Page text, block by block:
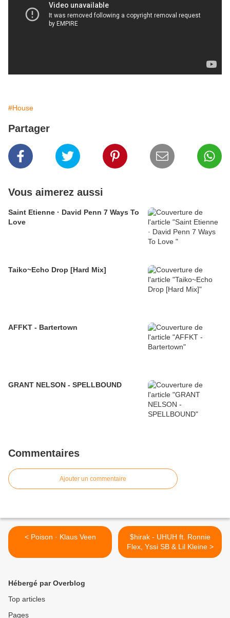
#House
Partager
Vous aimerez aussi
Saint Etienne · David Penn 7 Ways To
Love
Taiko~Echo Drop [Hard Mix]
AFFKT - Bartertown
GRANT NELSON - SPELLBOUND
Commentaires
Ajouter un commentaire
< Poison · Klaus Veen
$hirak - UHUH ft. Ronnie
Flex, Yssi SB & Lil Kleine >
Hébergé par Overblog
Top articles
Pages